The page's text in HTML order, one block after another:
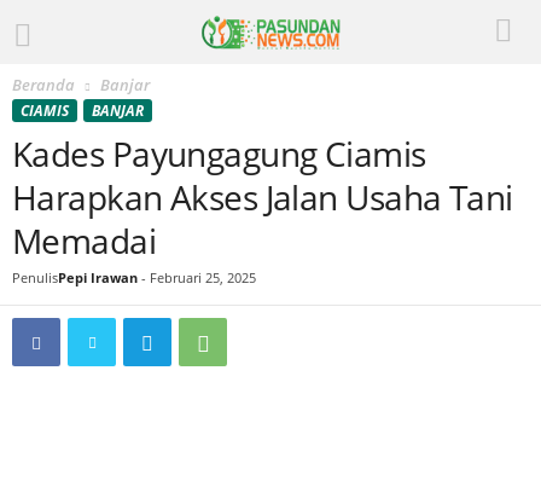
Beranda Banjar
CIAMIS BANJAR
Kades Payungagung Ciamis
Harapkan Akses Jalan Usaha Tani
Memadai
PenulisPepi Irawan - Februari 25, 2025